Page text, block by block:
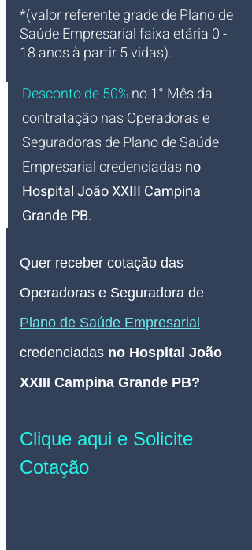
*(valor referente grade de Plano de
Saúde Empresarial faixa etária 0 -
18 anos à partir 5 vidas).
Desconto de 50%no 1° Mês da
contratação nas Operadoras e
Seguradoras de Plano de Saúde
Empresarial credenciadas no
Hospital João XXIII Campina
Grande PB.
Quer receber cotação das
Operadoras e Seguradora de
Plano de Saúde Empresarial
credenciadas no Hospital João
XXIII Campina Grande PB?
Clique aqui e Solicite
Cotação